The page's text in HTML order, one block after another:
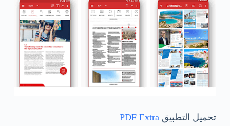
تحميل التطبيق PDF Extra